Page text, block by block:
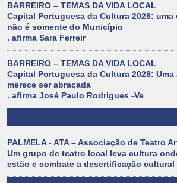
BARREIRO – TEMAS DA VIDA LOCAL
Capital Portuguesa da Cultura 2028:
não é somente do Município
. afirma Sara Ferreir
BARREIRO – TEMAS DA VIDA LOCAL
Capital Portuguesa da Cultura 2028:
merece ser abraçada
. afirma José Paulo Rodrigues -Ve
PALMELA - ATA – Associação de Teatro
Um grupo de teatro local leva cultura
estão e combate a desertificação cultural